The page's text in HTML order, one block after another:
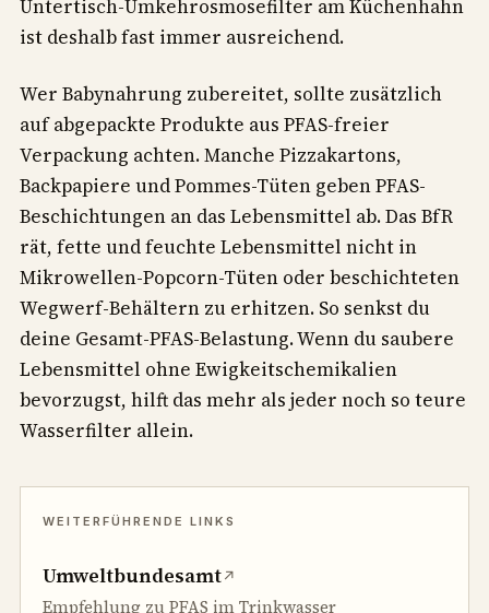
Untertisch-Umkehrosmosefilter am Küchenhahn
ist deshalb fast immer ausreichend.
Wer Babynahrung zubereitet, sollte zusätzlich
auf abgepackte Produkte aus PFAS-freier
Verpackung achten. Manche Pizzakartons,
Backpapiere und Pommes-Tüten geben PFAS-
Beschichtungen an das Lebensmittel ab. Das BfR
rät, fette und feuchte Lebensmittel nicht in
Mikrowellen-Popcorn-Tüten oder beschichteten
Wegwerf-Behältern zu erhitzen. So senkst du
deine Gesamt-PFAS-Belastung. Wenn du saubere
Lebensmittel ohne Ewigkeitschemikalien
bevorzugst, hilft das mehr als jeder noch so teure
Wasserfilter allein.
Umweltbundesamt↗
Empfehlung zu PFAS im Trinkwasser